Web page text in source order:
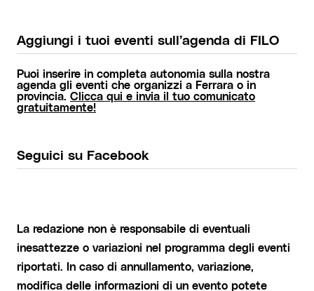
Aggiungi i tuoi eventi sull’agenda di FILO
Puoi inserire in completa autonomia sulla nostra
agenda gli eventi che organizzi a Ferrara o in
provincia. Clicca qui e invia il tuo comunicato
gratuitamente!
Seguici su Facebook
La redazione non è responsabile di eventuali
inesattezze o variazioni nel programma degli eventi
riportati. In caso di annullamento, variazione,
modifica delle informazioni di un evento potete